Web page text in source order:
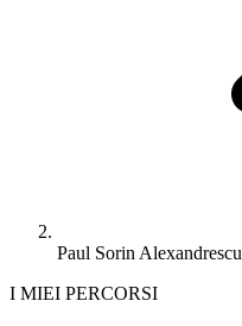
Paul Sorin Alexandrescu
I MIEI PERCORSI